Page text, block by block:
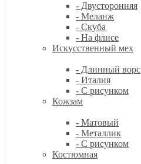
- Двусторонняя
- Меланж
- Скуба
- На флисе
Искусственный мех
- Длинный ворс
- Италия
- С рисунком
Кожзам
- Матовый
- Металлик
- С рисунком
Костюмная